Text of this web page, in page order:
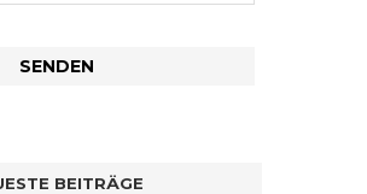
BEITRÄGE